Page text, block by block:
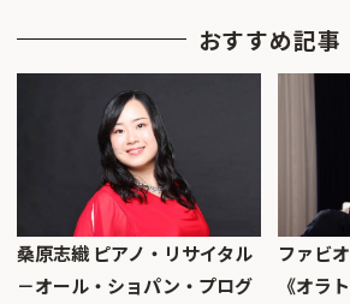
おすすめ記事
桑原志織 ピアノ・リサイタル
－オール・ショパン・プログ
ファビ
《オラ